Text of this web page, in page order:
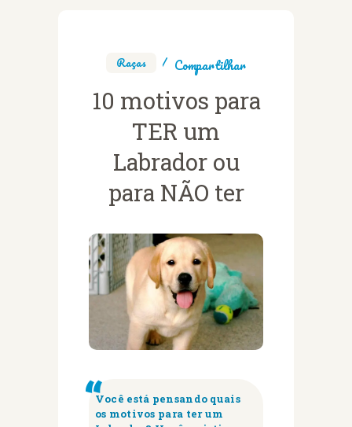
Raças Compartilhar
10 motivos para
TER um
Labrador ou
para NÃO ter
Você está pensando quais
os motivos para ter um